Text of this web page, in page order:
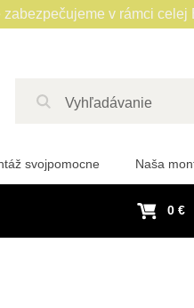
svojpomocne Naša
0 €
v rámci celej